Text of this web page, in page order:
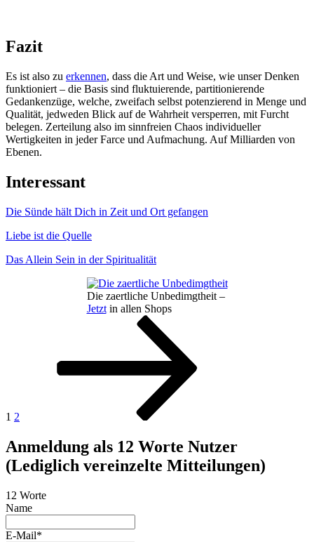
Fazit
Es ist also zu erkennen, dass die Art und Weise, wie unser Denken
funktioniert – die Basis sind fluktuierende, partitionierende
Gedankenzüge, welche, zweifach selbst potenzierend in Menge und
Qualität, jedweden Blick auf de Wahrheit versperren, mit Furcht
belegen. Zerteilung also im sinnfreien Chaos individueller
Wertigkeiten in jeder Farce und Aufmachung. Auf Milliarden von
Ebenen.
Interessant
Die Sünde hält Dich in Zeit und Ort gefangen
Liebe ist die Quelle
Das Allein Sein in der Spiritualität
Die zaertliche Unbedimgtheit –
Jetztin allen Shops
Seitennummerierung
Beiträge
1 2
Anmeldung als 12 Worte Nutzer
(Lediglich vereinzelte Mitteilungen)
12 Worte
Name
E-Mail*